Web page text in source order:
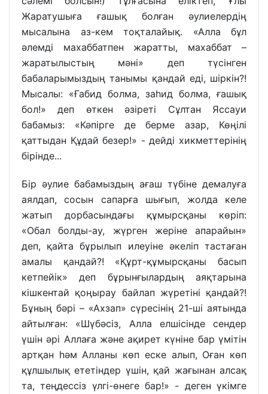
Жаратушыға ғашық болған әулиелердің
мысалына аз-кем тоқталайық. «Алла бұл
әлемді махаббатпен жаратты, махаббат –
жаратылыстың мәні» деп түсінген
бабаларымыздың танымы қандай еді, шіркін?!
Мысалы: «Ғабид болма, заһид болма, ғашық
бол!» деп өткен әзіреті Сұлтан Яссауи
бабамыз: «Кәпірге де берме азар, Көңілі
қаттыдан Құдай безер!» - дейді хикметтерінің
бірінде...
Бір әулие бабамыздың ағаш түбіне демалуға
аялдап, сосын сапарға шығып, жолда келе
жатып дорбасындағы құмырсқаны көріп:
«Обал болды-ау, жүрген жеріне апарайын»
деп, қайта бұрылып илеуіне әкеліп тастаған
амалы қандай?! «Құрт-құмырсқаны басып
кетпейік» деп бұрынғылардың аяқтарына
кішкентай қоңырау байлап жүретіні қандай?!
Бұның бәрі – «Аxзап» сүресінің 21-ші аятында
айтылған: «Шүбәсіз, Алла елшісінде сендер
үшін әрі Аллаға және ақирет күніне бар үмітін
артқан һәм Алланы көп еске алып, Оған көп
құлшылық ететіндер үшін, қай жағынан алсақ
та, теңдессіз үлгі-өнеге бар!» - деген үкімге